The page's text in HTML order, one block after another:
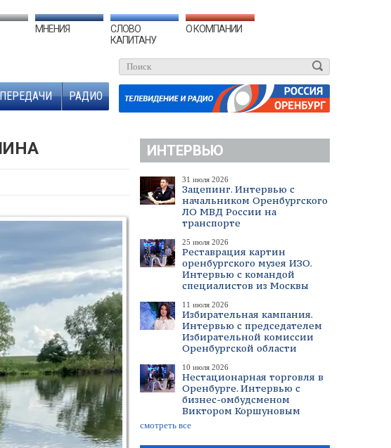
МНЕНИЯ
СЛОВО
КАПИТАНУ
О КОМПАНИИ
РАДИО
ИНТЕРВЬЮ
31 июля 2026
Зацепинг. Интервью с
начальником Оренбургского
ЛО МВД России на
транспорте
25 июля 2026
Реставрация картин
оренбургского музея ИЗО.
Интервью с командой
специалистов из Москвы
11 июля 2026
Избирательная кампания.
Интервью с председателем
Избирательной комиссии
Оренбургской области
10 июля 2026
Нестационарная торговля в
Оренбурге. Интервью с
бизнес-омбудсменом
Виктором Коршуновым
смотреть все